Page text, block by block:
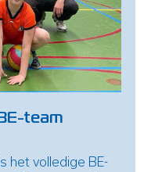
team
het volledige BE-